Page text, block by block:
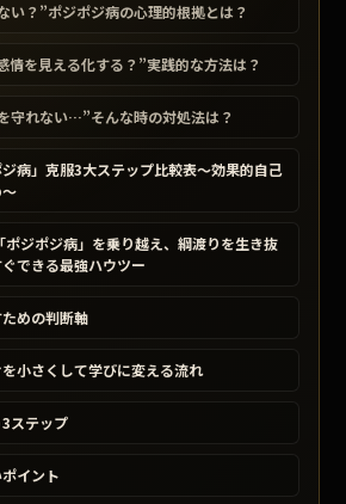
い？”ポジポジ病の心理的根拠とは？
情を見える化する？”実践的な方法は？
守れない…”そんな時の対処法は？
病」克服3大ステップ比較表〜効果的自己
ポジポジ病」を乗り越え、綱渡りを生き抜
できる最強ハウツー
めの判断軸
小さくして学びに変える流れ
ステップ
イント